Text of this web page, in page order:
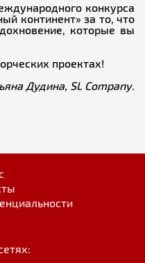
конкурса
континент» за то, что
которые вы
проектах!
Дудина, SL Company.